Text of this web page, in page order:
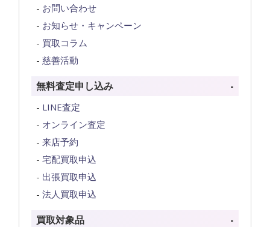
お問い合わせ
お知らせ・キャンペーン
買取コラム
慈善活動
無料査定申し込み
LINE査定
オンライン査定
来店予約
宅配買取申込
出張買取申込
法人買取申込
買取対象品